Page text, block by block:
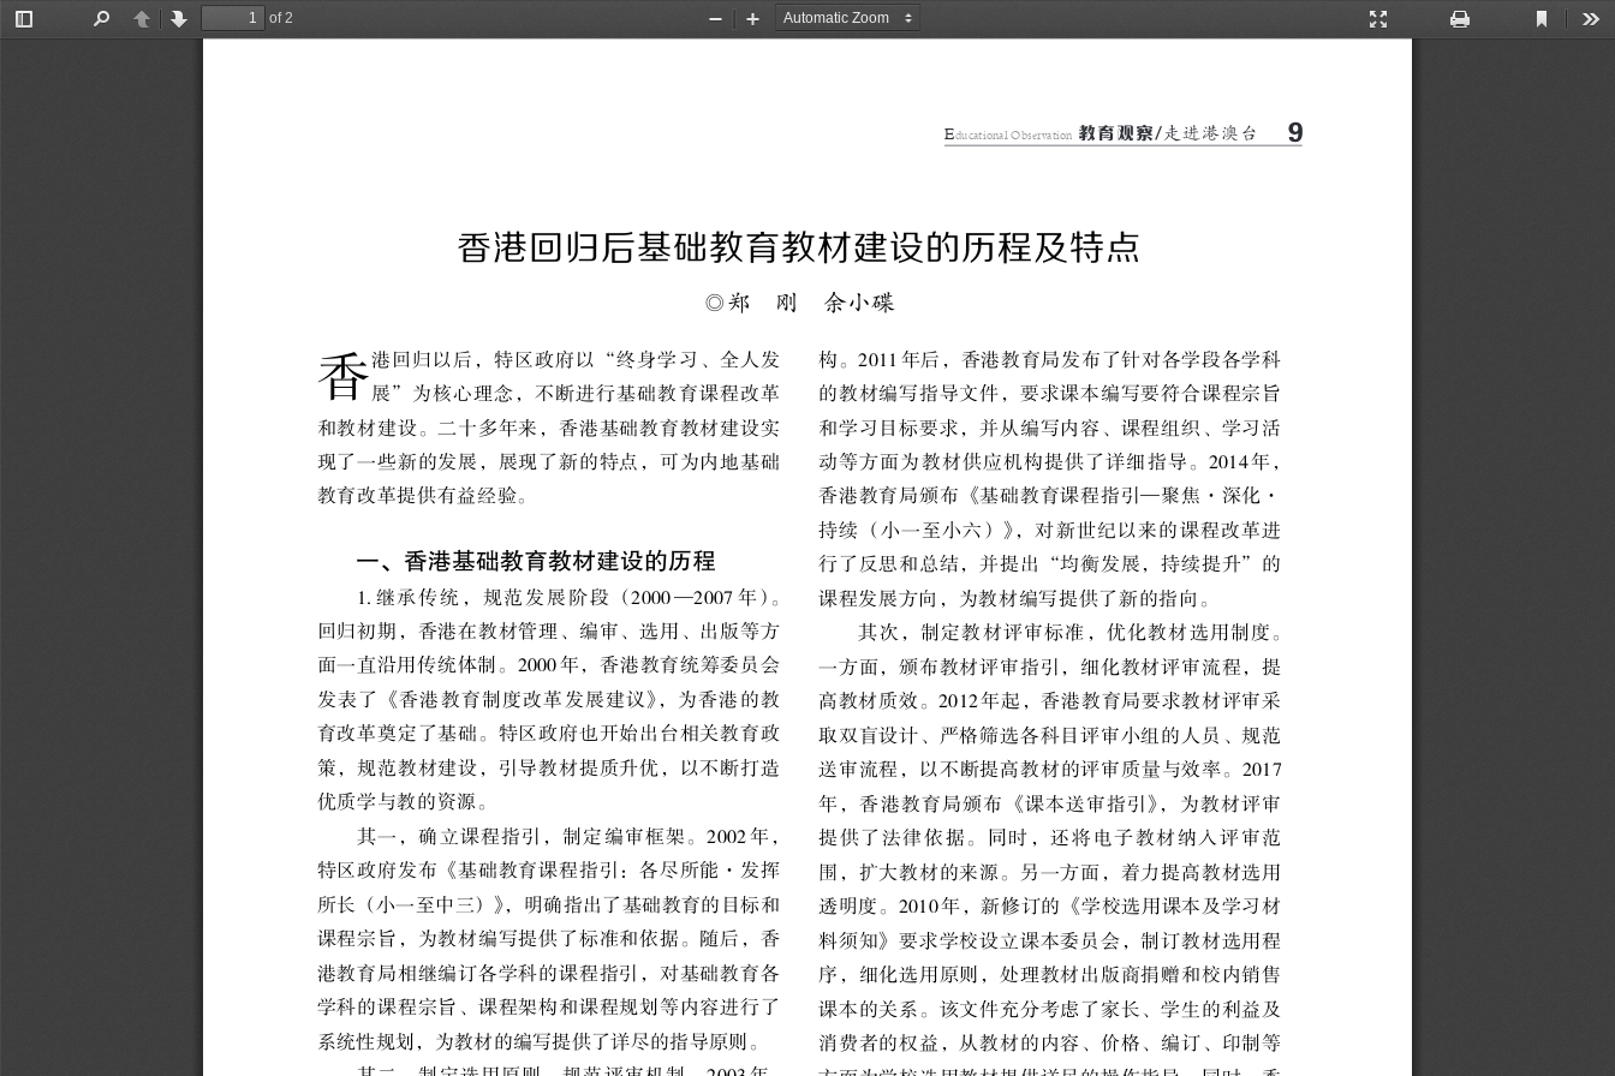
Toggle
PreviousNext
of 2
PresentationPrint
Current
Zoom
Zoom
香港回归以后 特区政府以 终身学习 、 全人发
展” 为核心理念 ， 不断进行基础教育课程改革
和教材建设 。 二十多年来
香港基础教育教材建设实
现了一些新的发展 ， 展现了新的特点 ， 可为内地基础
教育改革提供有益经验。
一、 香港基础教育教材建设的历程
1 继承传统 规范发展阶段 （2000—2007 年 ）。
回归初期 ， 香港在教材管理 、 编审、 选用 、
出版等方
面一直沿用传统体制 。 2000年 ， 香港教育统筹委员会
发表了 《香港教育制度改革发展建议 》， 为香港的教
育改革奠定了基础 。 特区政府也开始出台相关教育政
策 ， 规范教材建设 ， 引导教材提质升优 ，
以不断打造
优质学与教的资源 。
其一 ， 确立课程指引 ， 制定编审框架 。 2002年 ，
特区政府发布 《基础教育课程指引 ： 各尽所能
发挥
所长
（小一至中三）》， 明确指出了基础教育的目标和
课程宗旨 ， 为教材编写提供了标准和依据 。 随后 ， 香
港教育局相继编订各学科的课程指引 ，
对基础教育各
学科的课程宗旨 、 课程架构和课程规划等内容进行了
系统性规划 ， 为教材的编写提供了详尽的指导原则 。
构 。 2011 年后
香港教育局发布了针对各学段各学科
的教材编写指导文件 ， 要求课本编写要符合课程宗旨
和学习目标要求
并从编写内容、 课程组织 、 学习活
动等方面为教材供应机构提供了详细指导 。 2014年 ，
香港教育局颁布 《基础教育课程指引—聚焦 深化
持续
（小一至小六）》， 对新世纪以来的课程改革进
行了反思和总结， 并提出 均衡发展 ， 持续提升”
的
课程发展方向 ， 为教材编写提供了新的指向 。
其次 ， 制定教材评审标准 ， 优化教材选用制度 。
一方面， 颁布教材评审指引 ， 细化教材评审流程 ， 提
高教材质效 。 2012年起 ， 香港教育局要求教材评审采
取双盲设计、 严格筛选各科目评审小组的人员 、 规范
送审流程 ， 以不断提高教材的评审质量与效率。 2017
年 ， 香港教育局颁布 《课本送审指引 》，
为教材评审
提供了法律依据 。 同时 ， 还将电子教材纳入评审范
围 ， 扩大教材的来源 。 另一方面 ， 着力提高教材选用
透明度 。 2010年 ， 新修订的 《学校选用课本及学习材
料须知》 要求学校设立课本委员会
制订教材选用程
序 ， 细化选用原则 ， 处理教材出版商捐赠和校内销售
课本的关系 。 该文件充分考虑了家长 、 学生的利益及
消费者的权益 ， 从教材的内容、 价格、 编订、
印制等
香港回归后基础教育教材建设的历程及特点
◎ 郑 刚 余小碟
Educational Observation 教育观察/ 走进港澳台 9